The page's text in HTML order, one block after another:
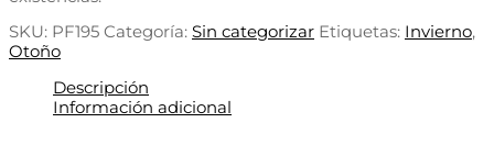
SKU: PF195 Categoría: Sin categorizar Etiquetas: Invierno,
Otoño
Descripción
Información adicional